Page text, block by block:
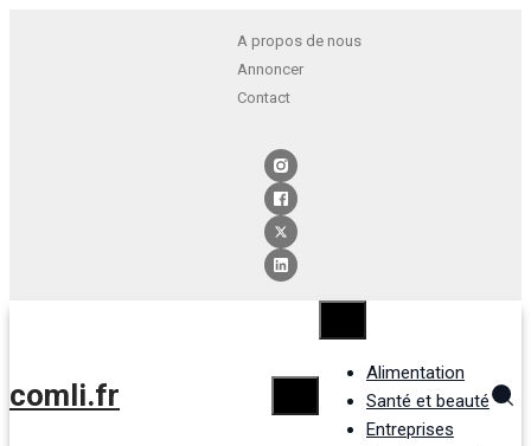
A propos de nous
Annoncer
Contact
comli.fr
Alimentation
Santé et beauté
Entreprises